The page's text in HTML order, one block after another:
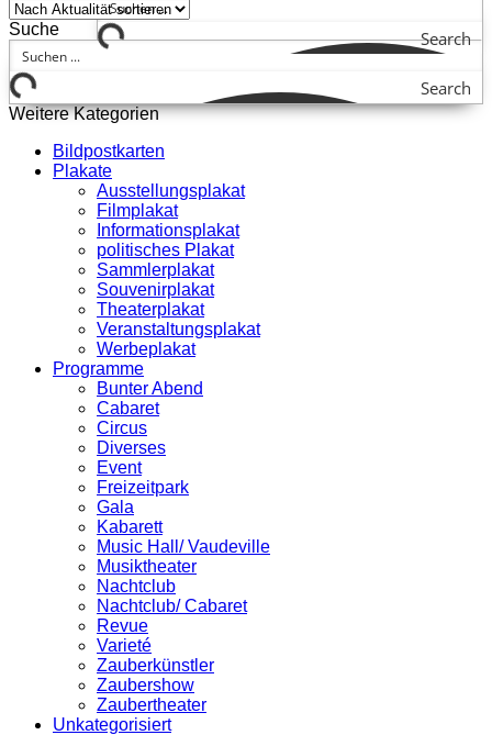
Search
Suche
Search
Weitere Kategorien
Bildpostkarten
Plakate
Ausstellungsplakat
Filmplakat
Informationsplakat
politisches Plakat
Sammlerplakat
Souvenirplakat
Theaterplakat
Veranstaltungsplakat
Werbeplakat
Programme
Bunter Abend
Cabaret
Circus
Diverses
Event
Freizeitpark
Gala
Kabarett
Music Hall/ Vaudeville
Musiktheater
Nachtclub
Nachtclub/ Cabaret
Revue
Varieté
Zauberkünstler
Zaubershow
Zaubertheater
Unkategorisiert